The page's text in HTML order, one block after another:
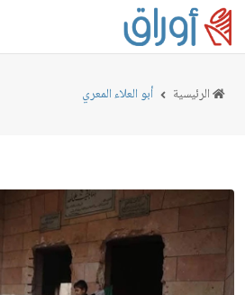
الرئيسية أبو العلاء المعري